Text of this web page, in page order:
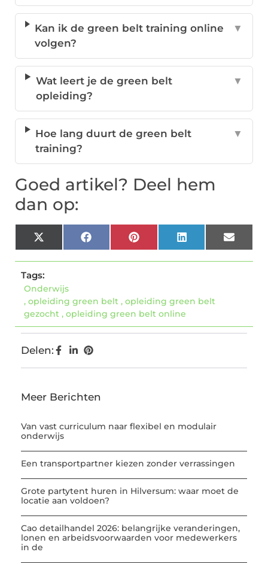
Kan ik de green belt training online
volgen?
▼
Wat leert je de green belt
opleiding?
▼
Hoe lang duurt de green belt
training?
▼
Goed artikel? Deel hem
dan op:
X
(Twitter)
FacebookPinterestLinkedInEmail
Tags:
Onderwijs
, opleiding green belt , opleiding green belt
gezocht , opleiding green belt online
Delen:
Meer Berichten
Van vast curriculum naar flexibel en modulair
onderwijs
Een transportpartner kiezen zonder verrassingen
Grote partytent huren in Hilversum: waar moet de
locatie aan voldoen?
Cao detailhandel 2026: belangrijke veranderingen,
lonen en arbeidsvoorwaarden voor medewerkers
in de